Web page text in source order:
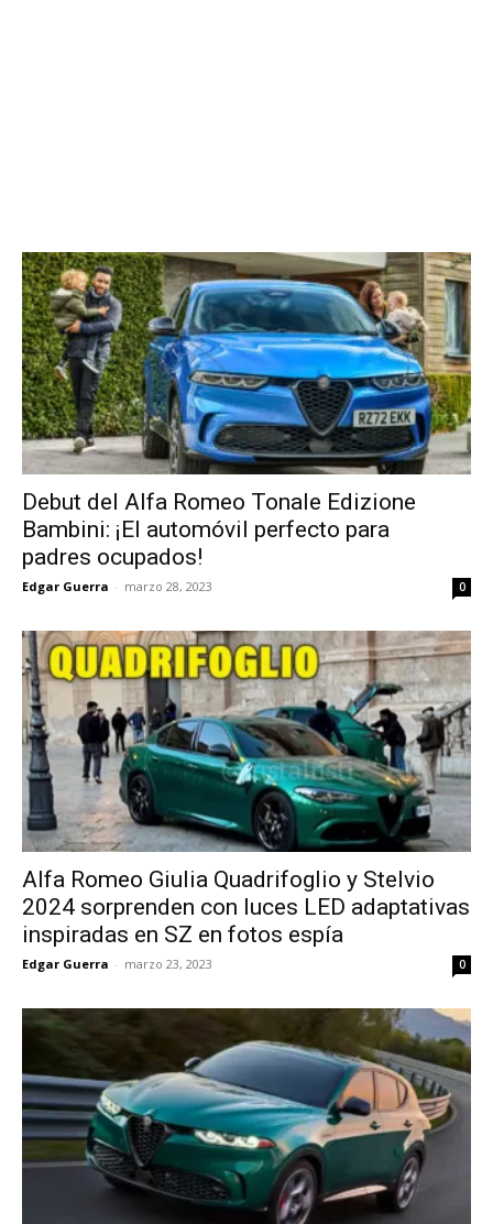
Debut del Alfa Romeo Tonale Edizione
Bambini: ¡El automóvil perfecto para
padres ocupados!
Edgar Guerra - marzo 28, 2023 0
Alfa Romeo Giulia Quadrifoglio y Stelvio
2024 sorprenden con luces LED adaptativas
inspiradas en SZ en fotos espía
Edgar Guerra - marzo 23, 2023 0